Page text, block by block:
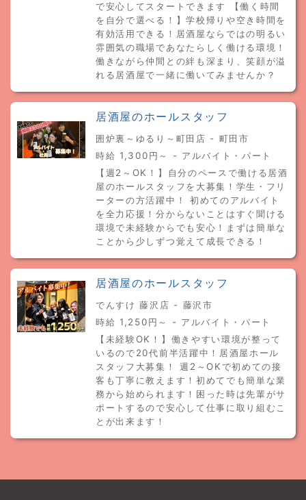
で安心してスタートできます 【働く時間
を自分で選べる！】学校帰りや空き時間を
有効活用できる！居酒屋ならではの明るい
雰囲気の職場であなたらしく働ける環境！
働きながら仲間との絆も深まり、笑顔が溢
れる居酒屋で一緒に働いてみませんか？
居酒屋のホールスタッフ
囲炉裏～ゆるり～町田店 - 町田市
時給 1,300円～ - アルバイト・パート
【週2～OK！】自分のペースで働ける居酒
屋のホールスタッフを大募集！学生・フリ
ーターの方活躍中！ 初めてのアルバイト
を全力応援！分からないことはすぐ聞ける
環境で未経験からでも安心！まずは簡単な
ことから少しずつ覚えて成長できる！
居酒屋のホールスタッフ
でんすけ 藤沢店 - 藤沢市
時給 1,250円～ - アルバイト・パート
【未経験OK！】働きやすい環境が整って
いるので20代前半活躍中！居酒屋ホール
スタッフ大募集！ 週2～OKで初めての接
客も丁寧に教えます！初めてでも簡単な業
務から始められます！困った時は先輩がサ
ポートするので安心して仕事に取り組むこ
とが出来ます！